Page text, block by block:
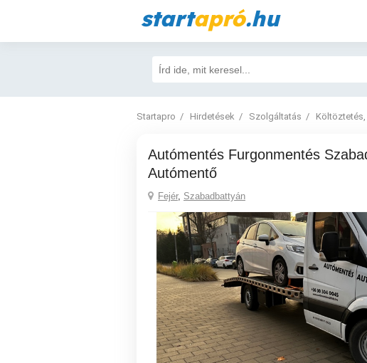
startapró.hu
Startapro Hirdetések Szolgáltatás
Autómentés Furgonmentés Szabadbattyán
Autómentő
Fejér, Szabadbattyán